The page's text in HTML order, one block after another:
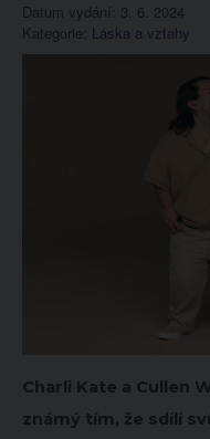
Datum vydání: 3. 6. 2024
Kategorie: Láska a vztahy
Charli Kate a Cullen
známý tím, že sdílí